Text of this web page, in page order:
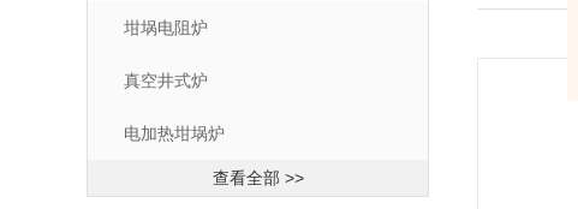
坩埚电阻炉
真空井式炉
电加热坩埚炉
查看全部 >>